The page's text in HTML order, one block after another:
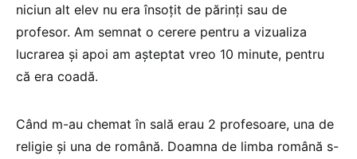
niciun alt elev nu era însoțit de părinți sau de
profesor. Am semnat o cerere pentru a vizualiza
lucrarea și apoi am așteptat vreo 10 minute, pentru
că era coadă.
Când m-au chemat în sală erau 2 profesoare, una de
religie și una de română. Doamna de limba română s-